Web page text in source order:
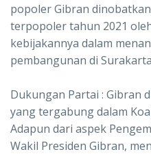
popoler Gibran
terpopoler tahun 2021
kebijakannya dalam
pembangunan di
Dukungan Partai : Gibran
yang tergabung dalam
Adapun dari aspek
Wakil Presiden Gibran,